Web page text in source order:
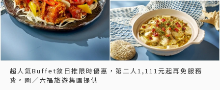
超人氣Buffet敘日推限時優惠，第二人1,111元起再免服務
費。圖／六福旅遊集團提供